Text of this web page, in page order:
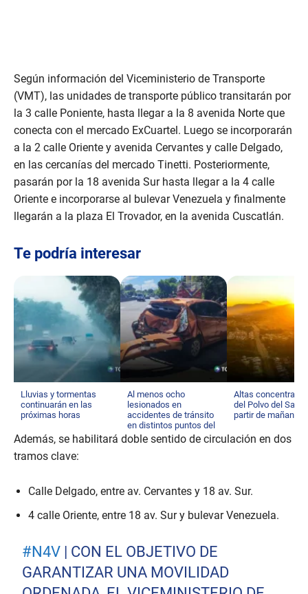
Según información del Viceministerio de Transporte
(VMT), las unidades de transporte público transitarán por
la 3 calle Poniente, hasta llegar a la 8 avenida Norte que
conecta con el mercado ExCuartel. Luego se incorporarán
a la 2 calle Oriente y avenida Cervantes y calle Delgado,
en las cercanías del mercado Tinetti. Posteriormente,
pasarán por la 18 avenida Sur hasta llegar a la 4 calle
Oriente e incorporarse al bulevar Venezuela y finalmente
llegarán a la plaza El Trovador, en la avenida Cuscatlán.
Te podría interesar
Lluvias y tormentas
continuarán en las
próximas horas
Al menos ocho
lesionados en
accidentes de tránsito
en distintos puntos del
país
Altas
del Polvo del
partir de mañana
Además, se habilitará doble sentido de circulación en dos
tramos clave:
Calle Delgado, entre av. Cervantes y 18 av. Sur.
4 calle Oriente, entre 18 av. Sur y bulevar Venezuela.
#N4V | CON EL OBJETIVO DE
GARANTIZAR UNA MOVILIDAD